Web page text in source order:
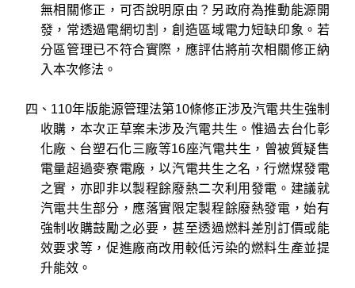
無相關修正，可否說明原由？另政府為推動能源開
發，常透過電網切割，創造區域電力短缺印象。若
分區管理已不符合實際，應評估將前次相關修正納
入本次修法。
四、110年版能源管理法第10條修正涉及汽電共生強制
收購，本次正草案未涉及汽電共生。惟過去台化彰
化廠、台塑石化三廠等16座汽電共生，曾被質疑售
電量超過麥寮電廠，以汽電共生之名，行燃煤發電
之實，亦即非以製程餘廢熱二次利用發電。建議就
汽電共生部分，應落實限定製程餘廢熱發電，始有
強制收購鼓勵之必要，甚至透過燃料差別訂價或能
效要求等，促進廠商改用較低污染的燃料生產並提
升能效。